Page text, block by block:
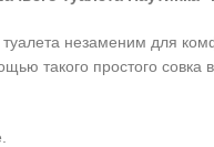
незаменим для
такого простого совка